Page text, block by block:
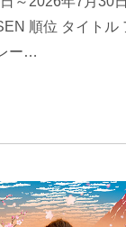
順位 タイトル
ー…